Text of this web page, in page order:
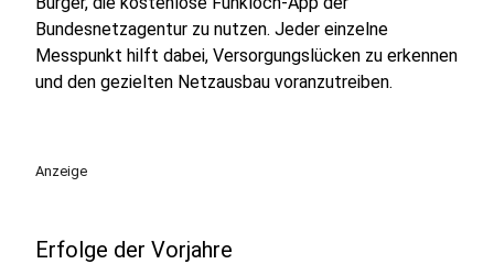
Bundesnetzagentur zu nutzen. Jeder einzelne
Messpunkt hilft dabei, Versorgungslücken zu erkennen
und den gezielten Netzausbau voranzutreiben.
Anzeige
Erfolge der Vorjahre